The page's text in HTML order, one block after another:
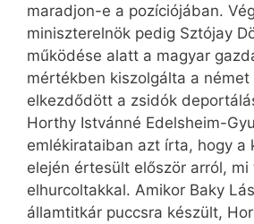
maradjon-e a pozíciójában.
miniszterelnök pedig Sztójay
működése alatt a magyar
mértékben kiszolgálta a német
elkezdődött a zsidók
Horthy Istvánné Edelsheim-
emlékirataiban azt írta, hogy a
elején értesült először arról,
elhurcoltakkal. Amikor Baky
államtitkár puccsra készült,